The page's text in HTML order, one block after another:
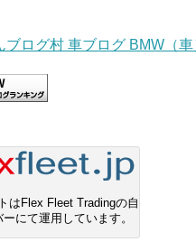
はFlex Fleet Tradingの自
にて運用しています。